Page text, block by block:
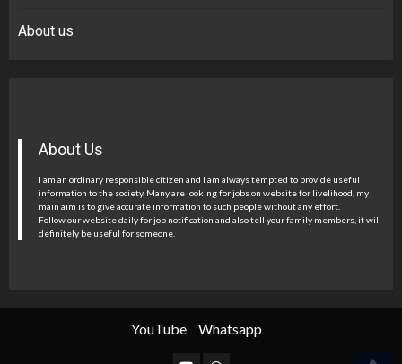
About us
About Us
I am an ordinary responsible citizen and I am always tempted to provide useful
information to the society. Many are looking for jobs on website for livelihood, my
main aim is to give accurate information to such people without any effort.
Follow our website daily for job notification and also tell your family members, it will
definitely be useful for someone.
YouTube Whatsapp